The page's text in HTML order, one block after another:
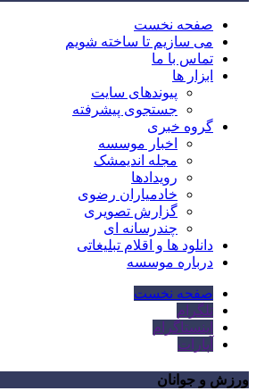
صفحه نخست
می سازیم تا ساخته شویم
تماس با ما
ابزار ها
پیوندهای سایت
جستجوی پیشرفته
گروه خبری
اخبار موسسه
مجله اندیمشک
رویدادها
خادمیاران رضوی
گزارش تصویری
چندرسانه ای
دانلود ها و اقلام تبلیغاتی
درباره موسسه
صفحه نخست
تلگرام
اینستاگرام
آپارات
ورزش و جوانان